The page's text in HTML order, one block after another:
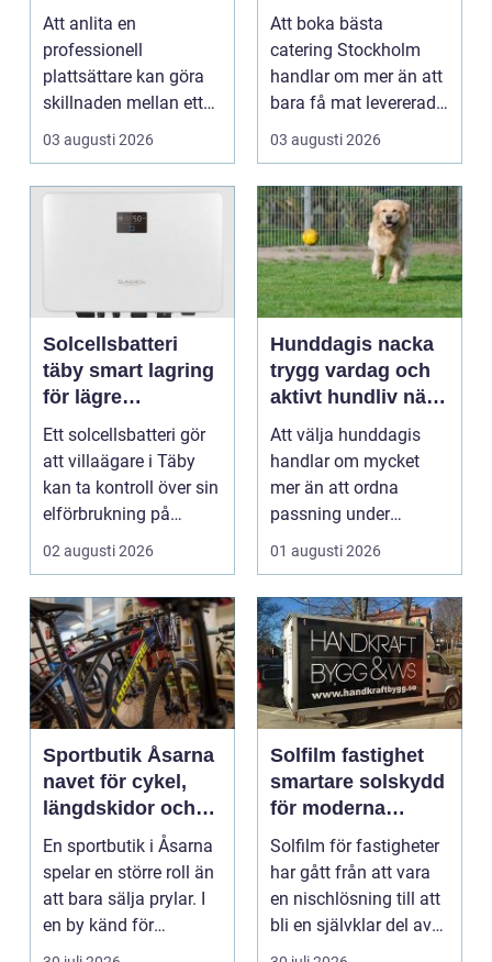
vackra ytor
hemma
Att anlita en
professionell
plattsättare kan göra
skillnaden mellan ett
rum som bara fungerar
och et...
03 augusti 2026
till ditt evenemang
Att boka bästa
catering Stockholm
handlar om mer än att
bara få mat levererad.
R&aum...
03 augusti 2026
Solcellsbatteri
täby smart lagring
för lägre
elkostnader året
runt
Ett solcellsbatteri gör
att villaägare i Täby
kan ta kontroll över sin
elförbrukning på
riktigt. Gen...
02 augusti 2026
Hunddagis nacka
trygg vardag och
aktivt hundliv nära
stan
Att välja hunddagis
handlar om mycket
mer än att ordna
passning under
arbetsdagen. För
många hundäga...
01 augusti 2026
Sportbutik Åsarna
navet för cykel,
längdskidor och
löpning i södra
jämtland
En sportbutik i Åsarna
spelar en större roll än
att bara sälja prylar. I
en by känd för
längdskidåkn...
Solfilm fastighet
smartare solskydd
för moderna
byggnader
Solfilm för fastigheter
har gått från att vara
en nischlösning till att
bli en självklar del av
mode...